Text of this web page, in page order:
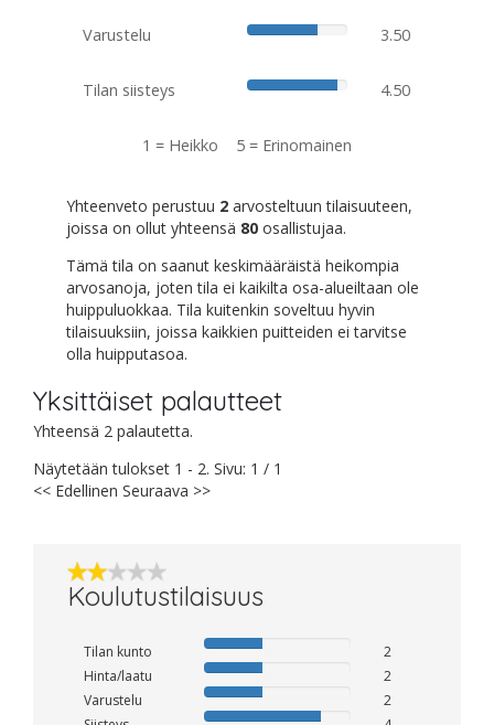
Varustelu 3.50
Tilan siisteys 4.50
1 = Heikko 5 = Erinomainen
Yhteenveto perustuu 2 arvosteltuun tilaisuuteen,
joissa on ollut yhteensä 80 osallistujaa.
Tämä tila on saanut keskimääräistä heikompia
arvosanoja, joten tila ei kaikilta osa-alueiltaan ole
huippuluokkaa. Tila kuitenkin soveltuu hyvin
tilaisuuksiin, joissa kaikkien puitteiden ei tarvitse
olla huipputasoa.
Yksittäiset palautteet
Yhteensä 2 palautetta.
Näytetään tulokset 1 - 2. Sivu: 1 / 1
<< Edellinen Seuraava >>
Koulutustilaisuus
Tilan kunto
2
Hinta/laatu
2
Varustelu
2